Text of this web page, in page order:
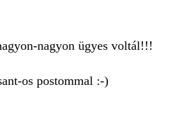
nagyon ügyes voltál!!!
os postommal :-)